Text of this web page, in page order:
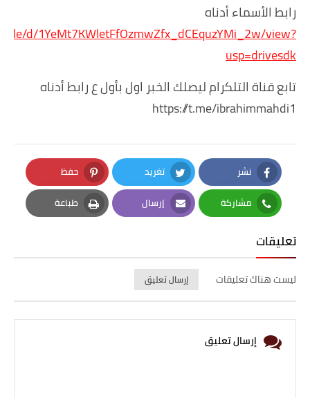
رابط الأسماء أدناه
d/1YeMt7KWletFfOzmwZfx_dCEquzYMi_2w/view?
usp=drivesdk
تابع قناة التلكرام ليصلك الخبر اول بأول ع رابط أدناه
https://t.me/ibrahimmahdi1
نشر
Facebook
تغريد
Twitter
حفظ
Pinterest
مشاركة
Whatsapp
إرسال
Email
طباعة
Print
تعليقات
ليست هناك تعليقات إرسال تعليق
إرسال تعليق